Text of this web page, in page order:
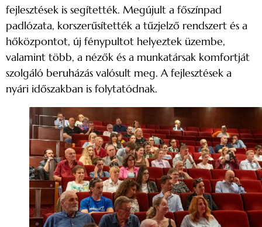
fejlesztések is segítették. Megújult a főszínpad
padlózata, korszerűsítették a tűzjelző rendszert és a
hőközpontot, új fénypultot helyeztek üzembe,
valamint több, a nézők és a munkatársak komfortját
szolgáló beruházás valósult meg. A fejlesztések a
nyári időszakban is folytatódnak.